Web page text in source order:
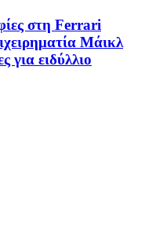
στη Ferrari
Μάικλ
για ειδύλλιο